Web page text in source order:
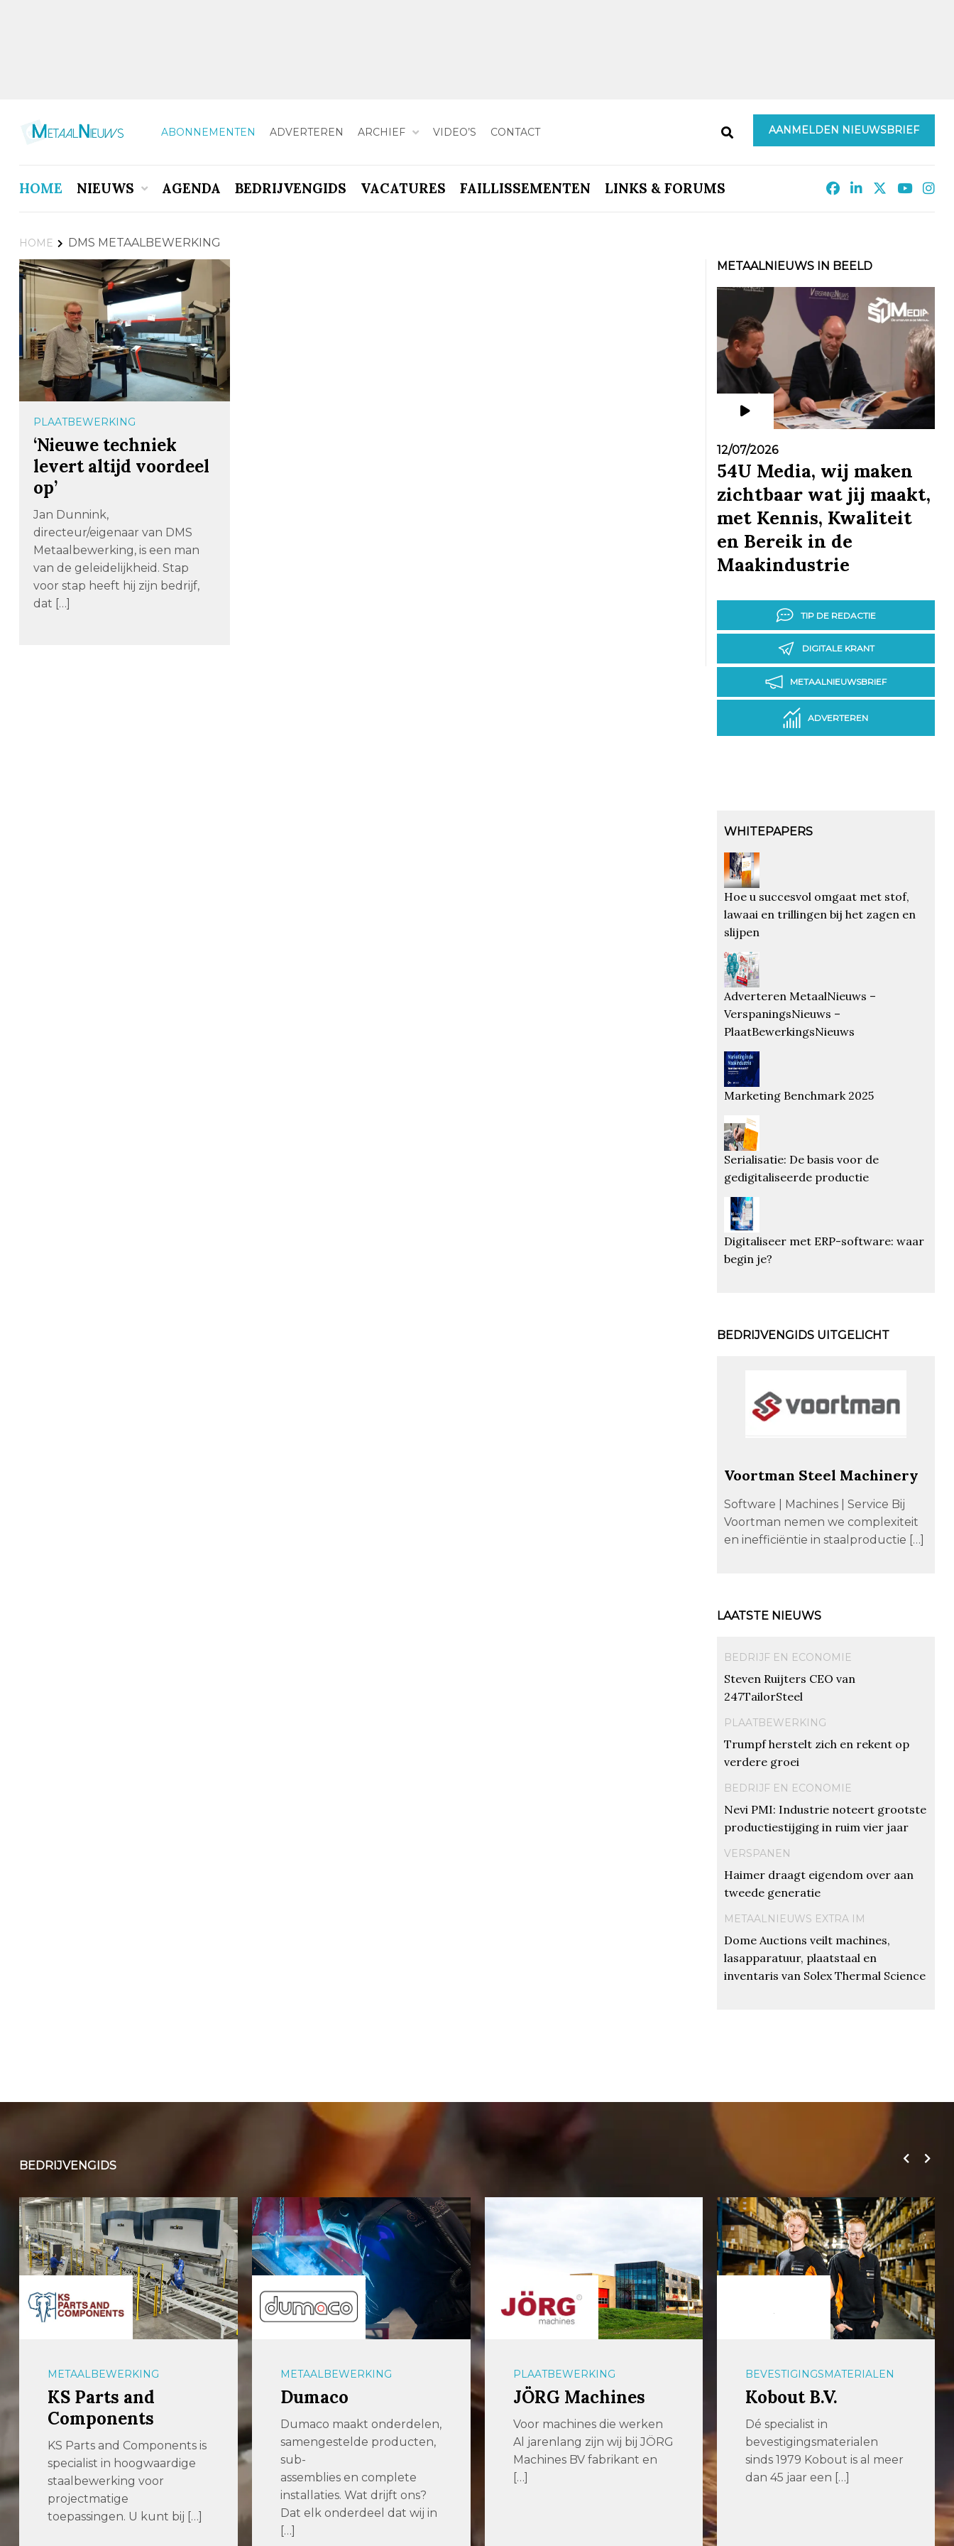
ABONNEMENTEN ADVERTEREN ARCHIEF VIDEO’S CONTACT AANMELDEN NIEUWSBRIEF
HOME NIEUWS AGENDA BEDRIJVENGIDS VACATURES FAILLISSEMENTEN LINKS & FORUMS
HOME DMS METAALBEWERKING
PLAATBEWERKING
‘Nieuwe techniek
levert altijd voordeel
op’
Jan Dunnink,
directeur/eigenaar van DMS
Metaalbewerking, is een man
van de geleidelijkheid. Stap
voor stap heeft hij zijn bedrijf,
dat […]
METAALNIEUWS IN BEELD
12/07/2026
54U Media, wij maken
zichtbaar wat jij maakt,
met Kennis, Kwaliteit
en Bereik in de
Maakindustrie
TIP DE REDACTIE
DIGITALE KRANT
METAALNIEUWSBRIEF
ADVERTEREN
WHITEPAPERS
Hoe u succesvol omgaat met stof,
lawaai en trillingen bij het zagen en
slijpen
Adverteren MetaalNieuws –
VerspaningsNieuws –
PlaatBewerkingsNieuws
Marketing Benchmark 2025
Serialisatie: De basis voor de
gedigitaliseerde productie
Digitaliseer met ERP-software: waar
begin je?
BEDRIJVENGIDS UITGELICHT
Voortman Steel Machinery
Software | Machines | Service Bij
Voortman nemen we complexiteit
en inefficiëntie in staalproductie […]
LAATSTE NIEUWS
BEDRIJF EN ECONOMIE
Steven Ruijters CEO van
247TailorSteel
PLAATBEWERKING
Trumpf herstelt zich en rekent op
verdere groei
BEDRIJF EN ECONOMIE
Nevi PMI: Industrie noteert grootste
productiestijging in ruim vier jaar
VERSPANEN
Haimer draagt eigendom over aan
tweede generatie
METAALNIEUWS EXTRA IM
Dome Auctions veilt machines,
lasapparatuur, plaatstaal en
inventaris van Solex Thermal Science
BEDRIJVENGIDS
METAALBEWERKING
KS Parts and
Components
KS Parts and Components is
specialist in hoogwaardige
staalbewerking voor
projectmatige
toepassingen. U kunt bij […]
METAALBEWERKING
Dumaco
Dumaco maakt onderdelen,
samengestelde producten,
sub-
assemblies en complete
installaties. Wat drijft ons?
Dat elk onderdeel dat wij in
[…]
PLAATBEWERKING
JÖRG Machines
Voor machines die werken
Al jarenlang zijn wij bij JÖRG
Machines BV fabrikant en
[…]
BEVESTIGINGSMATERIALEN
Kobout B.V.
Dé specialist in
bevestigingsmaterialen
sinds 1979 Kobout is al meer
dan 45 jaar een […]